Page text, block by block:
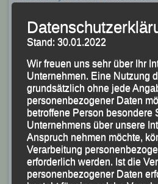
standen wieder 45,63
der Anzeigentafel. Über den
Quartett aber letztlich zufrieden
Die 5.000-m-Rennen wurden
Höhepunkten.
Stand: 30.01.2022
Wir freuen uns sehr über Ihr
Unternehmen. Eine Nutzung
grundsätzlich ohne jede
personenbezogener Daten
betroffene Person besondere
Unternehmens über unsere
Anspruch nehmen möchte,
Verarbeitung
erforderlich werden. Ist die
personenbezogener Daten